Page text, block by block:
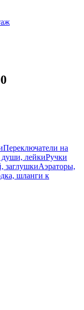
Переключатели на
лейкиРучки
заглушкиАэраторы,
шланги к